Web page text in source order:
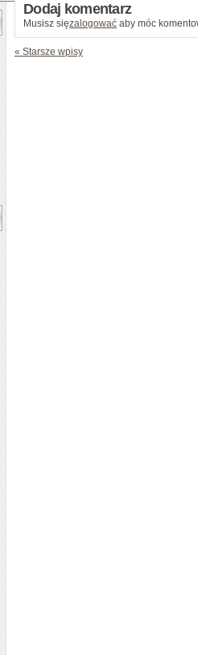
Dodaj komentarz
Musisz sięzalogować aby móc
« Starsze wpisy